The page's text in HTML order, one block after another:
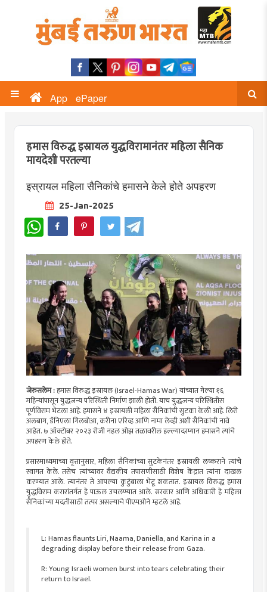
App ePaper
हमास विरुद्ध इस्रायल युद्धविरामानंतर महिला सैनिक
मायदेशी परतल्या
इस्रायल महिला सैनिकांचे हमासने केले होते अपहरण
25-Jan-2025
WhatsApp
जेरुसलेम :हमास विरुद्ध इस्रायल (Israel-Hamas War)यांच्यात गेल्या १६
महिन्यांपासून युद्धजन्य परिस्थिती निर्माण झाली होती. याच युद्धजन्य परिस्थितीस
पूर्णविराम भेटला आहे. हमासने ४ इस्रायली महिला सैनिकांची सुटका केली आहे. लिरी
अलबाग, डॅनिएला गिलबोआ, करीना एरिव्ह आणि नामा लेव्ही अशी सैनिकांची नावे
आहेत. ७ ऑक्टोबर २०२३ रोजी नहल ओझ तळावरील हल्ल्यादरम्यान हमासने त्यांचे
अपहरण केले होते.
प्रसारमाध्यमाच्या वृत्तानुसार, महिला सैनिकांच्या सुटकेनंतर इस्रायली लष्कराने त्यांचे
स्वागत केले. तसेच त्यांच्यावर वैद्यकीय तपासणीसाठी विशेष केंद्रात त्यांना दाखल
करण्यात आले. त्यानंतर ते आपल्या कुटुंबाला भेटू शकतात. इस्रायल विरुद्ध हमास
युद्धविराम करारांतर्गत हे पाऊल उचलण्यात आले. सरकार आणि अधिकारी हे महिला
सैनिकांच्या मदतीसाठी तत्पर असल्याचे पीएमओने म्हटले आहे.
L: Hamas flaunts Liri, Naama, Daniella, and Karina in a
degrading display before their release from Gaza.
R: Young Israeli women burst into tears celebrating their
return to Israel.